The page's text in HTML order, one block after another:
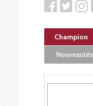
Champion
Nouveautés